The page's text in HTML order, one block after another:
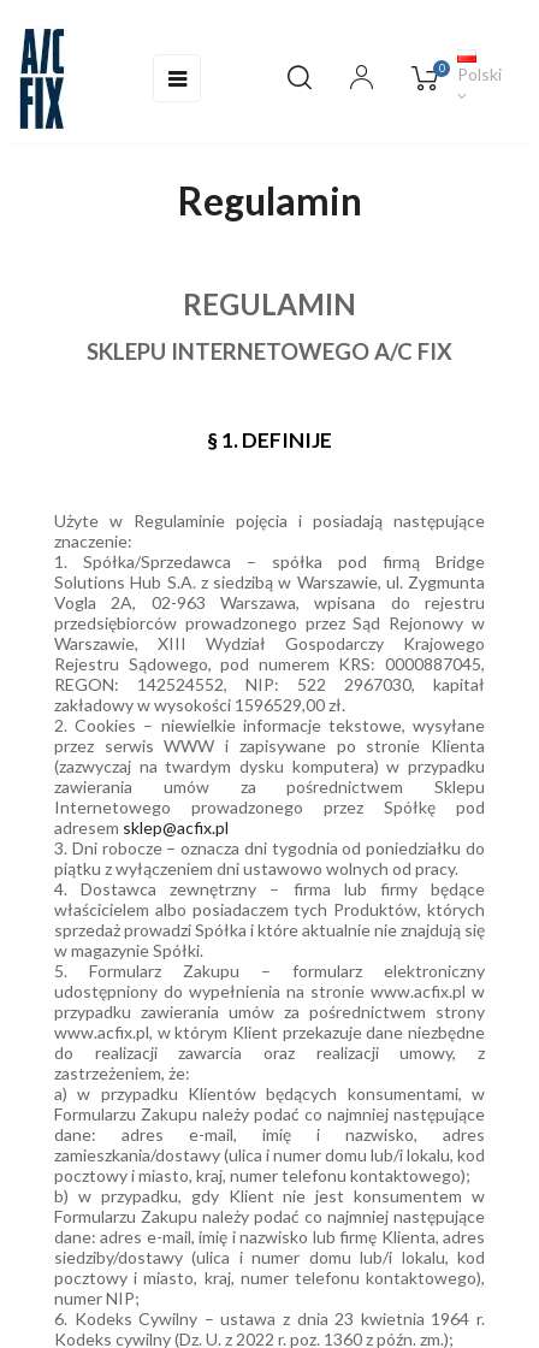
Toggle
☰ 0 Polski
Regulamin
REGULAMIN
SKLEPU INTERNETOWEGO A/C FIX
§ 1. DEFINIJE
Użyte w Regulaminie pojęcia i posiadają następujące
znaczenie:
1. Spółka/Sprzedawca – spółka pod firmą Bridge
Solutions Hub S.A. z siedzibą w Warszawie, ul. Zygmunta
Vogla 2A, 02-963 Warszawa, wpisana do rejestru
przedsiębiorców prowadzonego przez Sąd Rejonowy w
Warszawie, XIII Wydział Gospodarczy Krajowego
Rejestru Sądowego, pod numerem KRS: 0000887045,
REGON: 142524552, NIP: 522 2967030, kapitał
zakładowy w wysokości 1596529,00 zł.
2. Cookies – niewielkie informacje tekstowe, wysyłane
przez serwis WWW i zapisywane po stronie Klienta
(zazwyczaj na twardym dysku komputera) w przypadku
zawierania umów za pośrednictwem Sklepu
Internetowego prowadzonego przez Spółkę pod
adresem sklep@acfix.pl
3. Dni robocze – oznacza dni tygodnia od poniedziałku do
piątku z wyłączeniem dni ustawowo wolnych od pracy.
4. Dostawca zewnętrzny – firma lub firmy będące
właścicielem albo posiadaczem tych Produktów, których
sprzedaż prowadzi Spółka i które aktualnie nie znajdują się
w magazynie Spółki.
5. Formularz Zakupu – formularz elektroniczny
udostępniony do wypełnienia na stronie www.acfix.pl w
przypadku zawierania umów za pośrednictwem strony
www.acfix.pl, w którym Klient przekazuje dane niezbędne
do realizacji zawarcia oraz realizacji umowy, z
zastrzeżeniem, że:
a) w przypadku Klientów będących konsumentami, w
Formularzu Zakupu należy podać co najmniej następujące
dane: adres e-mail, imię i nazwisko, adres
zamieszkania/dostawy (ulica i numer domu lub/i lokalu, kod
pocztowy i miasto, kraj, numer telefonu kontaktowego);
b) w przypadku, gdy Klient nie jest konsumentem w
Formularzu Zakupu należy podać co najmniej następujące
dane: adres e-mail, imię i nazwisko lub firmę Klienta, adres
siedziby/dostawy (ulica i numer domu lub/i lokalu, kod
pocztowy i miasto, kraj, numer telefonu kontaktowego),
numer NIP;
6. Kodeks Cywilny – ustawa z dnia 23 kwietnia 1964 r.
Kodeks cywilny (Dz. U. z 2022 r. poz. 1360 z późn. zm.);